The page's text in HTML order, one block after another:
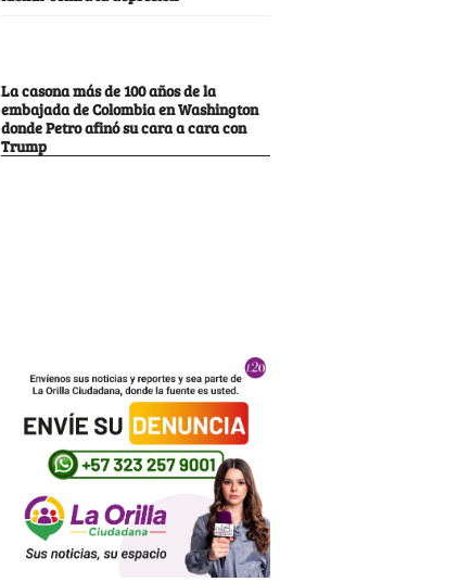
La casona más de 100 años de la
embajada de Colombia en Washington
donde Petro afinó su cara a cara con
Trump